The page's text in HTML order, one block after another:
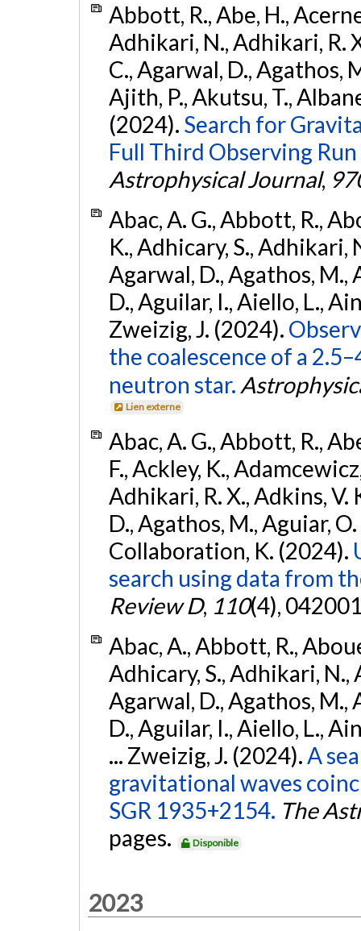
Abbott, R., Abe, H.,
Adhikari, N., Adhikari, R.
C., Agarwal, D., Agathos,
Ajith, P., Akutsu, T.,
(2024). Search for
Full Third Observing
Astrophysical Journal,
Abac, A. G., Abbott, R.,
K., Adhicary, S., Adhikari,
Agarwal, D., Agathos, M.,
D., Aguilar, I., Aiello, L.,
Zweizig, J. (2024).
the coalescence of a
neutron star.
Lien externe
Abac, A. G., Abbott, R.,
F., Ackley, K.,
Adhikari, R. X., Adkins, V.
D., Agathos, M., Aguiar,
Collaboration, K. (2024).
search using data from
Review D, 110(4),
Abac, A., Abbott, R.,
Adhicary, S., Adhikari, N.,
Agarwal, D., Agathos, M.,
D., Aguilar, I., Aiello, L.,
... Zweizig, J. (2024). A
gravitational waves
SGR 1935+2154. The
pages.
Disponible
2023